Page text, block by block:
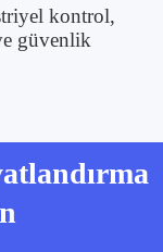
kontrol,
güvenlik